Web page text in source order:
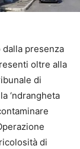
presenza
oltre alla
di
‘ndrangheta
di